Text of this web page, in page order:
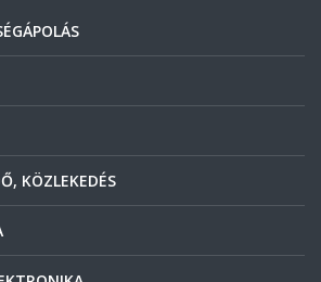
KÖZLEKEDÉS